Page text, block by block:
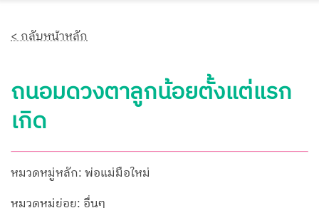
< กลับหน้าหลัก
ถนอมดวงตาลูกน้อยตั้งแต่แรก
เกิด
หมวดหมู่หลัก: พ่อแม่มือใหม่